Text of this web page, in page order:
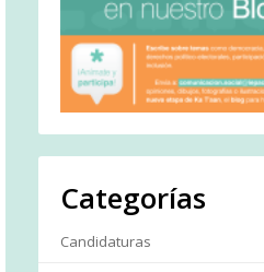
Categorías
Candidaturas